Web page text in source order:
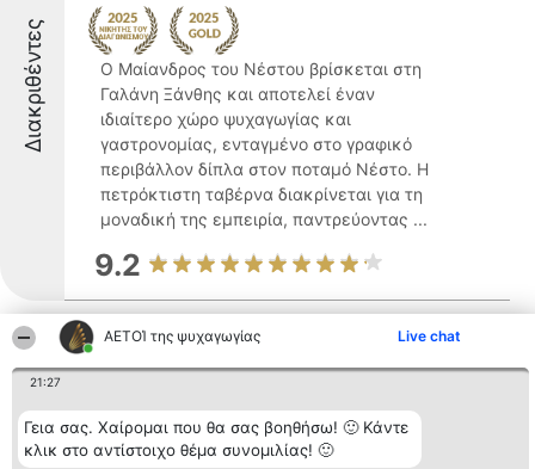
ΑΕΤΟΊ της ψυχαγωγίας Live chat
21:27
Γεια σας. Χαίρομαι που θα σας βοηθήσω! 🙂 Κάντε
κλικ στο αντίστοιχο θέμα συνομιλίας! 🙂
Διακριθέντες
Ο Μαίανδρος του Νέστου βρίσκεται στη
Γαλάνη Ξάνθης και αποτελεί έναν
ιδιαίτερο χώρο ψυχαγωγίας και
γαστρονομίας, ενταγμένο στο γραφικό
περιβάλλον δίπλα στον ποταμό Νέστο. Η
πετρόκτιστη ταβέρνα διακρίνεται για τη
μοναδική της εμπειρία, παντρεύοντας ...
9.2
Μισιρλού
Δείτε περισσότερα >>